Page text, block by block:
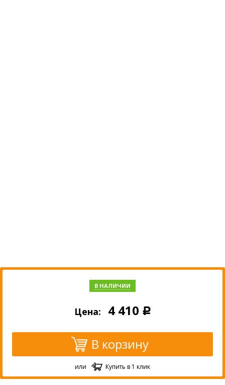
В НАЛИЧИИ
Цена: 4 410 Р
В корзину
или Купить в 1 клик